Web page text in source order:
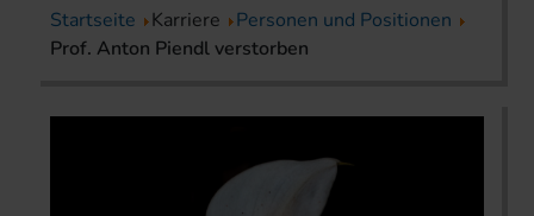
Startseite Karriere
Personen und Positionen
Prof. Anton Piendl verstorben